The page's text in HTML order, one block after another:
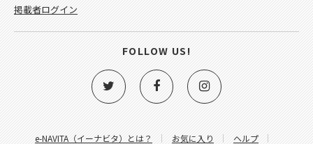
e-NAVITA（イーナビタ）とは？ お気に入り ヘルプ
掲載者ログイン
FOLLOW US!